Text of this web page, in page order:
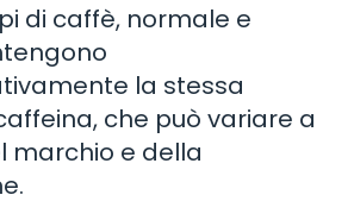
di caffè, normale e
la stessa
che può variare a
marchio e della